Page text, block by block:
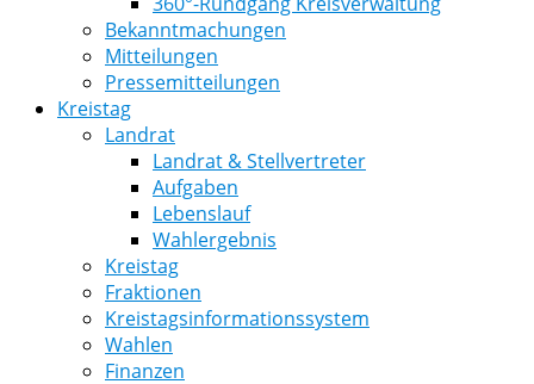
Bekanntmachungen
Mitteilungen
Pressemitteilungen
Kreistag
Landrat
Landrat & Stellvertreter
Aufgaben
Lebenslauf
Wahlergebnis
Kreistag
Fraktionen
Kreistagsinformationssystem
Wahlen
Finanzen